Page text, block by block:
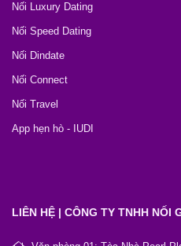
Nối Luxury Dating
Nối Speed Dating
Nối Dindate
Nối Connect
Nối Travel
App hẹn hò - IUDI
LIÊN HỆ | CÔNG TY TNHH NỐI